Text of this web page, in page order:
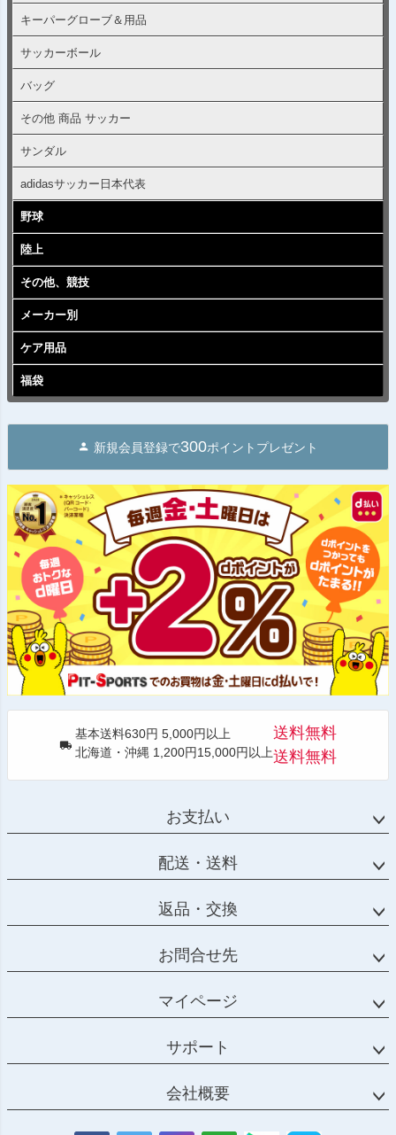
キーパーグローブ＆用品
サッカーボール
バッグ
その他 商品 サッカー
サンダル
adidasサッカー日本代表
野球
陸上
その他、競技
メーカー別
ケア用品
福袋
新規会員登録で300ポイントプレゼント
基本送料630円 5,000円以上
北海道・沖縄 1,200円15,000円以上
送料無料
送料無料
お支払い
配送・送料
返品・交換
お問合せ先
マイページ
サポート
会社概要